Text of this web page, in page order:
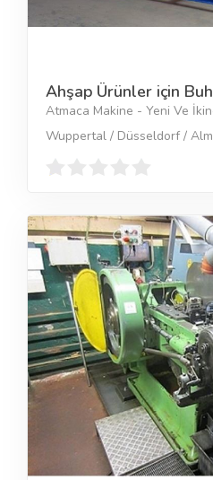
Ahşap Ürünler için
Atmaca Makine - Yeni Ve
Wuppertal / Düsseldorf /